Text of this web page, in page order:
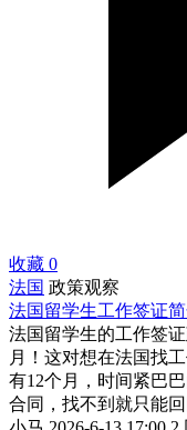
收藏 0
法国 政策观察
法国留学生工作签证
法国留学生的工作签
月！这对想在法国找
有12个月，时间紧巴
合同，找不到就只能